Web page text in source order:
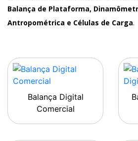
Balança de Plataforma,
Antropométrica e Células de Carga.
Balança Digital
Comercial